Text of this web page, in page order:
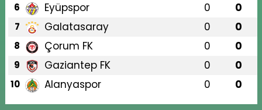
6 Eyüpspor 0 0
7 Galatasaray 0 0
8 Çorum FK 0 0
9 Gaziantep FK 0 0
10 Alanyaspor 0 0